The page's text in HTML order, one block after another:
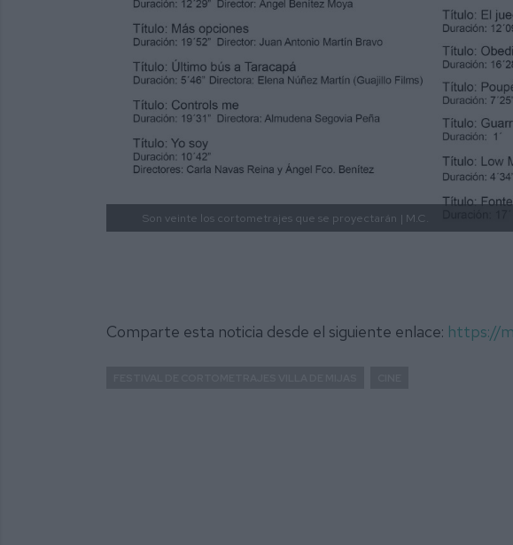
Son veinte los cortometrajes que se proyectarán | M.C.
Comparte esta noticia desde el siguiente enlace: https://